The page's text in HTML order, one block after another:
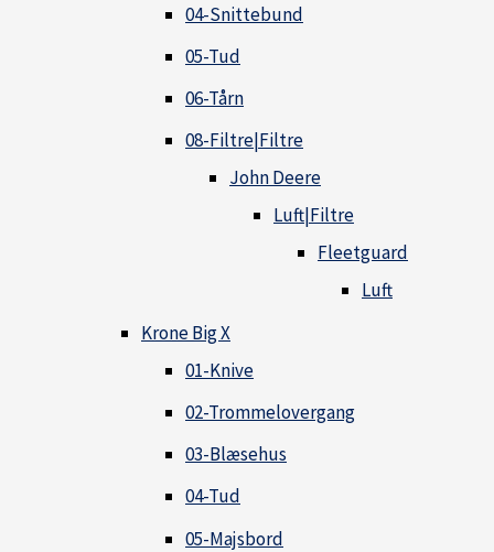
04-Snittebund
05-Tud
06-Tårn
08-Filtre|Filtre
John Deere
Luft|Filtre
Fleetguard
Luft
Krone Big X
01-Knive
02-Trommelovergang
03-Blæsehus
04-Tud
05-Majsbord